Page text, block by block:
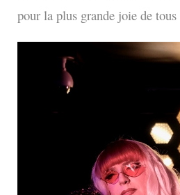
pour la plus grande joie de tous